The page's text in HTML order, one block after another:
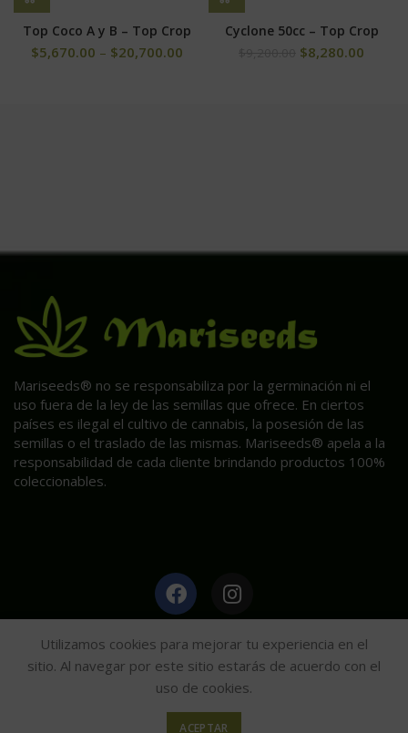
Top Coco A y B – Top Crop
$5,670.00 – $20,700.00
Cyclone 50cc – Top Crop
$8,280.00
Mariseeds® no se responsabiliza por la germinación ni el
uso fuera de la ley de las semillas que ofrece. En ciertos
países es ilegal el cultivo de cannabis, la posesión de las
semillas o el traslado de las mismas. Mariseeds® apela a la
responsabilidad de cada cliente brindando productos 100%
coleccionables.
HAGA CLIC AQUÍ PARA INFORMACIÓN POST VENTA.
Utilizamos cookies para mejorar tu experiencia en el
sitio. Al navegar por este sitio estarás de acuerdo con el
uso de cookies.
ACEPTAR